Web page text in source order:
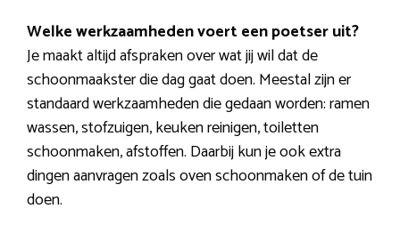
Welke werkzaamheden voert een poetser uit?
Je maakt altijd afspraken over wat jij wil dat de
schoonmaakster die dag gaat doen. Meestal zijn er
standaard werkzaamheden die gedaan worden: ramen
wassen, stofzuigen, keuken reinigen, toiletten
schoonmaken, afstoffen. Daarbij kun je ook extra
dingen aanvragen zoals oven schoonmaken of de tuin
doen.